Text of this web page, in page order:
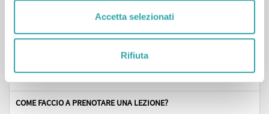
Accetta selezionati
Rifiuta
Domande frequenti
COME FACCIO A PRENOTARE UNA LEZIONE?